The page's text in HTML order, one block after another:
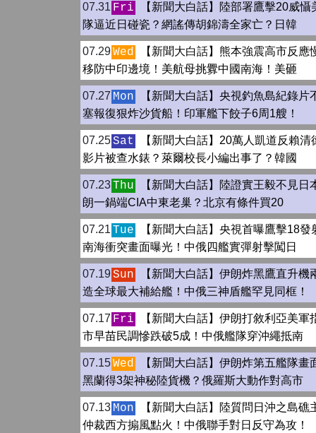
07.31 Fri
【新聞大白話】陸部署鷹擊20威懾
隊逼近日碰瓷？網謠傳胡錦濤全家亡？日韓
07.29Wed
【新聞大白話】熊本強震高市反應
移防中印邊境！美航母挑釁中國南海！美砸
07.27 Mon
【新聞大白話】央視釣魚島紀錄片
塞報復狠炸沙貨船！印軍艦下餃子6周1艘！
07.25Sat
【新聞大白話】20萬人凱道反賴清
影片被查水錶？萊爾校長小編出事了？韓國
07.23 Thu
【新聞大白話】陸證實王毅不見日
朗一鍋端CIA中東老巢？北京有條件買20
07.21 Tue
【新聞大白話】央視首曝鷹擊18發
南海衝突畫面曝光！中俄四艦實彈射擊闖日
07.19Sun
【新聞大白話】伊朗炸黑鷹直升機
造全球最大補給艦！中俄三神盾艦罕見同框！
07.17 Fri
【新聞大白話】伊朗打敘利亞美軍
市早苗民調慘跌破5成！中俄艦隊穿沖繩抵南
07.15Wed
【新聞大白話】伊朗炸第五艦隊畫
黑蘭得3架神秘陸貨機？俄羅斯大動作對高市
07.13 Mon
【新聞大白話】陸質問日沖之島礁
仲裁西方搧風點火！中俄聯手對日反守為攻！